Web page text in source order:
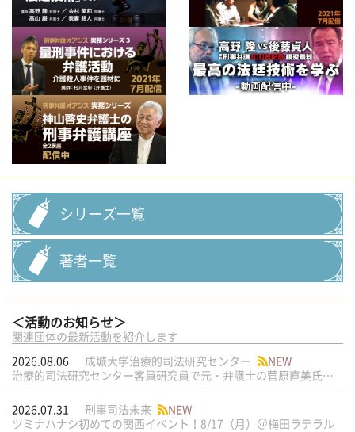
シリーズ一覧
著者一覧
＜活動のお知らせ＞
関連団体の最新活動を紹介します
2026.08.06
成城大学治療的司法研究センター
NEW
治療的司法研究センター客員研究員で元・弁護士の菅原直美氏の論文が公刊されました
2026.07.31 刑事司法未来
NEW
ツミナハナシ初めての関西イベント！8/17（月）＠梅田ラテラル